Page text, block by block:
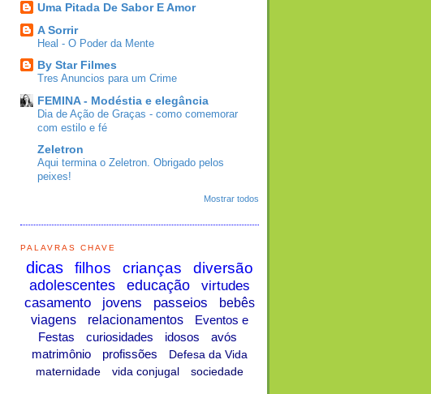
Uma Pitada De Sabor E Amor
A Sorrir
Heal - O Poder da Mente
By Star Filmes
Tres Anuncios para um Crime
FEMINA - Modéstia e elegância
Dia de Ação de Graças - como comemorar
com estilo e fé
Zeletron
Aqui termina o Zeletron. Obrigado pelos
peixes!
Mostrar todos
PALAVRAS CHAVE
dicas filhos crianças diversão
adolescentes educação
virtudes
casamento
jovens passeios
bebês
viagens
relacionamentos
Eventos e
Festas
curiosidades idosos
avós
matrimônio
profissões
Defesa da Vida
maternidade
vida conjugal sociedade